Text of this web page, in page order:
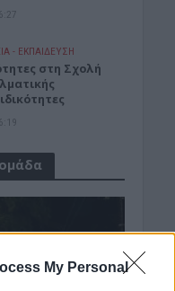
My Personal
- ΕΚΠΑΙΔΕΥΣΗ
στη Σχολή